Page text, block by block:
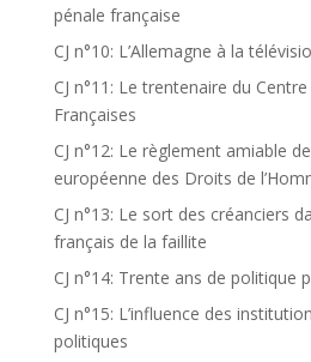
pénale française
CJ n°10: L’Allemagne à la
CJ n°11: Le trentenaire du Centre
Françaises
CJ n°12: Le règlement amiable
européenne des Droits de
CJ n°13: Le sort des créanciers
français de la faillite
CJ n°14: Trente ans de politique
CJ n°15: L’influence des
politiques